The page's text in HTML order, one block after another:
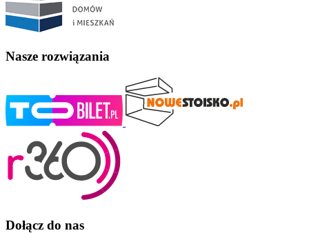
Nasze rozwiązania
Dołącz do nas